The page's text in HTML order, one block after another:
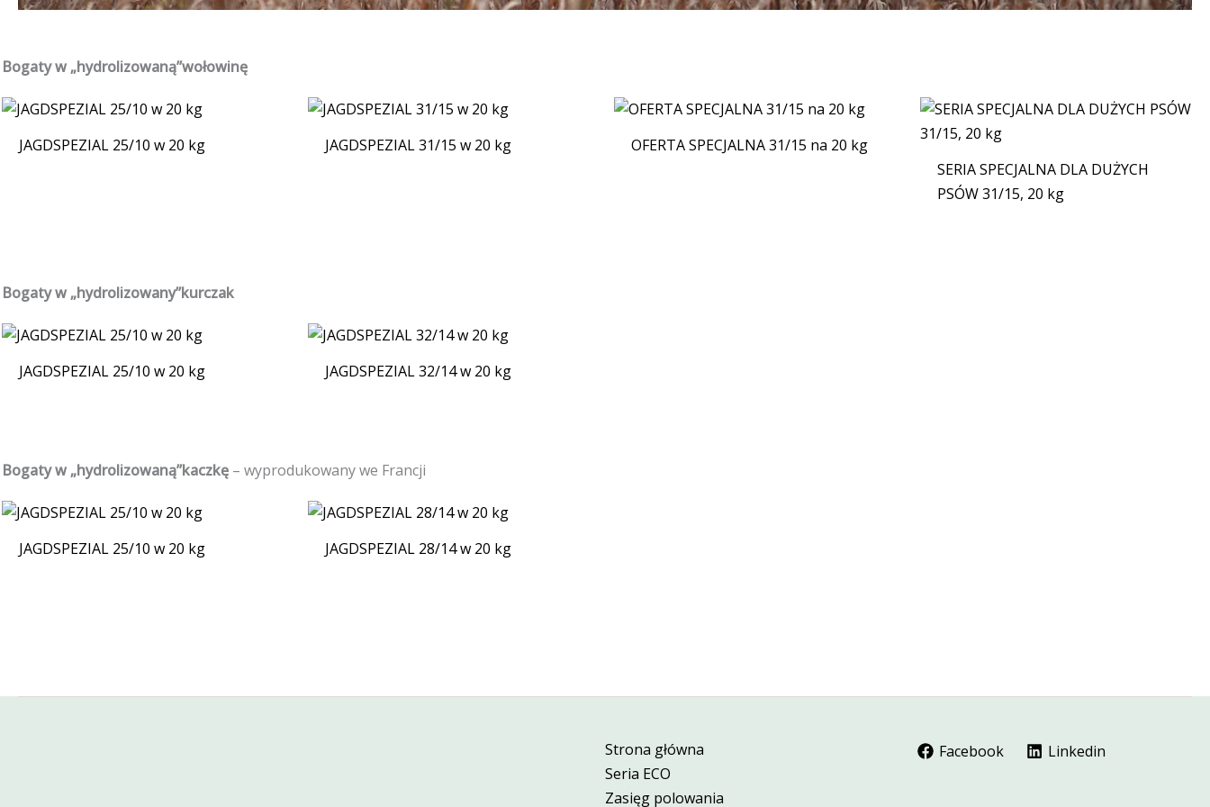
Bogaty w „hydrolizowaną”wołowinę
JAGDSPEZIAL 25/10 w 20 kg JAGDSPEZIAL 31/15 w 20 kg
OFERTA SPECJALNA 31/15 na 20 kg
SERIA SPECJALNA DLA DUŻYCH
PSÓW 31/15, 20 kg
Bogaty w „hydrolizowany”kurczak
JAGDSPEZIAL 25/10 w 20 kg JAGDSPEZIAL 32/14 w 20 kg
Bogaty w „hydrolizowaną”kaczkę – wyprodukowany we Francji
JAGDSPEZIAL 25/10 w 20 kg JAGDSPEZIAL 28/14 w 20 kg
Strona główna
Seria ECO
Zasięg polowania
Facebook Linkedin